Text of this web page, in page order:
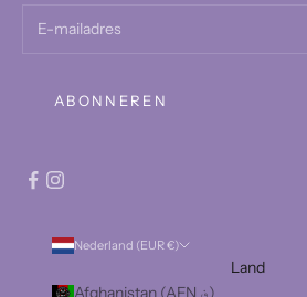
ABONNEREN
Nederland (EUR €)
Land
Afghanistan (AFN ؋)